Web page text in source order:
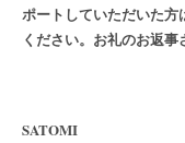
ポートしていただいた
ください。お礼のお返事
SATOMI